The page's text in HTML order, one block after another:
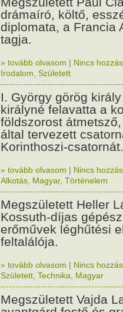
drámaíró, költő,
diplomata, a Francia
tagja.
» tovább olvasom | Nincs
Irodalom Született
I. György görög
királyné felavatta a
földszorost
által tervezett
Korinthoszi-csatornát.
» tovább olvasom | Nincs
Alkotás Magyar, Történelem
Megszületett Heller
Kossuth-díjas
erőművek léghűtési
feltalálója.
» tovább olvasom | Nincs
Született Technika Magyar
Megszületett Vajda